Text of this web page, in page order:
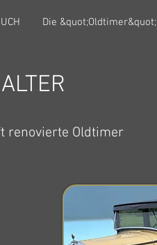
Die &quot;Oldtimer&quot;
renovierte Oldtimer